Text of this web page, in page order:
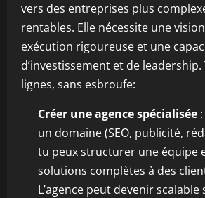
vers des entreprises plus
rentables. Elle nécessite une
exécution rigoureuse et une
d’investissement et de
lignes, sans esbroufe:
Créer une agence spécialisée
un domaine (SEO, publicité,
tu peux structurer une équipe
solutions complètes à des
L’agence peut devenir